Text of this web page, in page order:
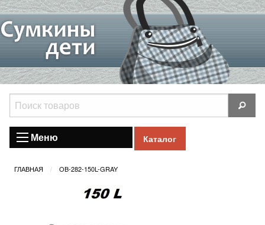
Меню Каталог
ГЛАВНАЯ OB-282-150L-GRAY